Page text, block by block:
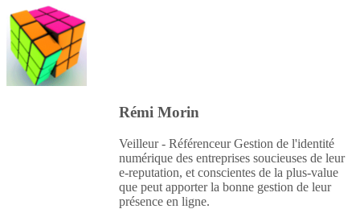
Rémi Morin
Veilleur - Référenceur Gestion de l'identité
numérique des entreprises soucieuses de leur
e-reputation, et conscientes de la plus-value
que peut apporter la bonne gestion de leur
présence en ligne.